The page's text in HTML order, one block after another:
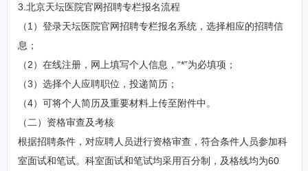
3.北京天坛医院官网招聘专栏报名流程
（1）登录天坛医院官网招聘专栏报名系统，选择相应的招聘信
息；
（2）在线注册，网上填写个人信息，“*”为必填项；
（3）选择个人应聘职位，投递简历；
（4）可将个人简历及重要材料上传至附件中。
（二）资格审查及考核
根据招聘条件，对应聘人员进行资格审查，符合条件人员参加科
室面试和笔试。科室面试和笔试均采用百分制，及格线均为60